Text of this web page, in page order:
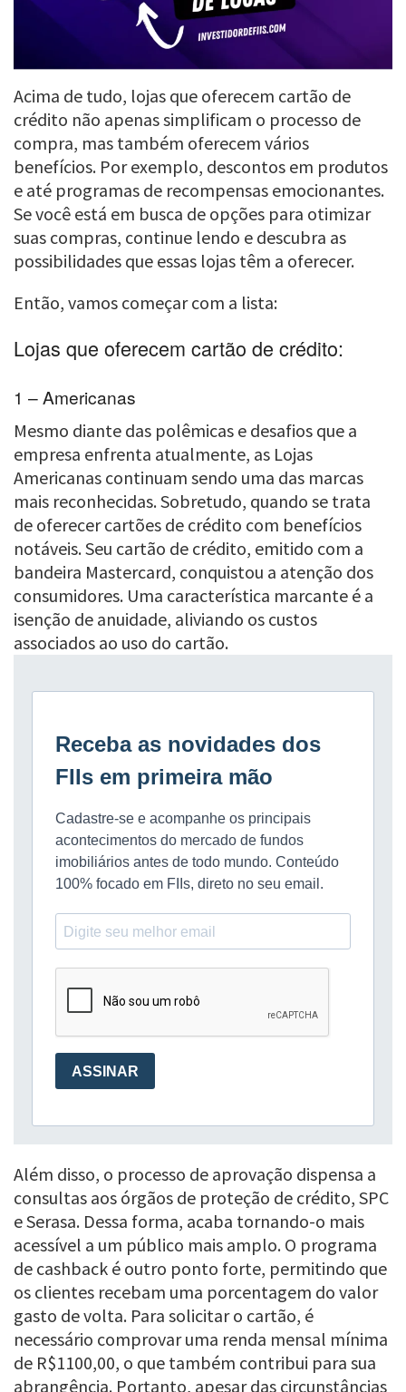
Acima de tudo, lojas que oferecem cartão de
crédito não apenas simplificam o processo de
compra, mas também oferecem vários
benefícios. Por exemplo, descontos em produtos
e até programas de recompensas emocionantes.
Se você está em busca de opções para otimizar
suas compras, continue lendo e descubra as
possibilidades que essas lojas têm a oferecer.
Então, vamos começar com a lista:
Lojas que oferecem cartão de crédito:
1 – Americanas
Mesmo diante das polêmicas e desafios que a
empresa enfrenta atualmente, as Lojas
Americanas continuam sendo uma das marcas
mais reconhecidas. Sobretudo, quando se trata
de oferecer cartões de crédito com benefícios
notáveis. Seu cartão de crédito, emitido com a
bandeira Mastercard, conquistou a atenção dos
consumidores. Uma característica marcante é a
isenção de anuidade, aliviando os custos
associados ao uso do cartão.
Além disso, o processo de aprovação dispensa a
consultas aos órgãos de proteção de crédito, SPC
e Serasa. Dessa forma, acaba tornando-o mais
acessível a um público mais amplo. O programa
de cashback é outro ponto forte, permitindo que
os clientes recebam uma porcentagem do valor
gasto de volta. Para solicitar o cartão, é
necessário comprovar uma renda mensal mínima
de R$1100,00, o que também contribui para sua
abrangência. Portanto, apesar das circunstâncias